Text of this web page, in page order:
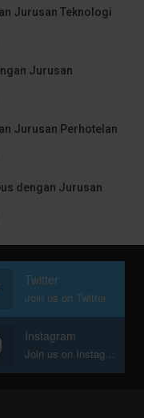
Jurusan Teknologi
Jurusan
Jurusan Perhotelan
dengan Jurusan
Twitter
Join us on Twitter
Instagram
Join us on Instagram